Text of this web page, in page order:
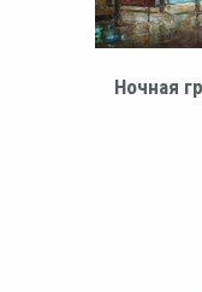
Ночная